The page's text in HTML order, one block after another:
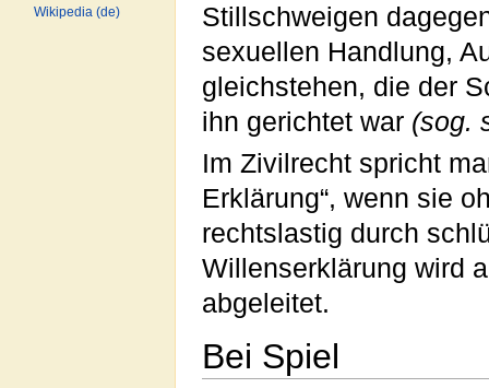
Stillschweigen
sexuellen Handlung,
gleichstehen, die der
ihn gerichtet war (sog.
Im Zivilrecht spricht
Erklärung“, wenn sie
rechtslastig durch
Willenserklärung wird
abgeleitet.
Bei Spiel
Wikipedia (de)